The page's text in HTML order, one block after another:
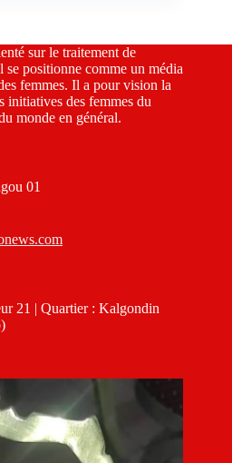
sur le traitement de
positionne comme un média
femmes. Il a pour vision la
initiatives des femmes du
monde en général.
01
21 | Quartier : Kalgondin